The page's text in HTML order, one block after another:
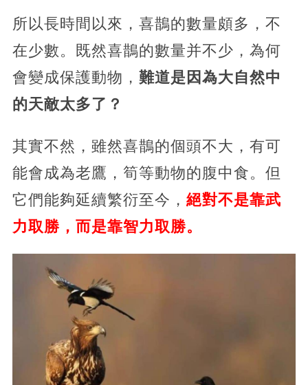
所以長時間以來，喜鵲的數量頗多，不
在少數。既然喜鵲的數量并不少，為何
會變成保護動物， 難道是因為大自然中
的天敵太多了？
其實不然，雖然喜鵲的個頭不大，有可
能會成為老鷹，筍等動物的腹中食。但
它們能夠延續繁衍至今， 絕對不是靠武
力取勝，而是靠智力取勝。